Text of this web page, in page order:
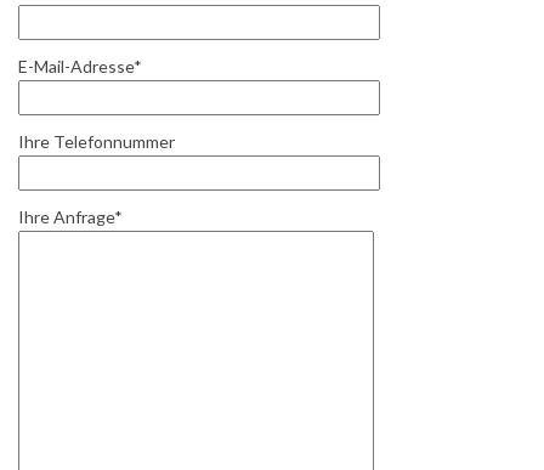
E-Mail-Adresse*
Ihre Telefonnummer
Ihre Anfrage*